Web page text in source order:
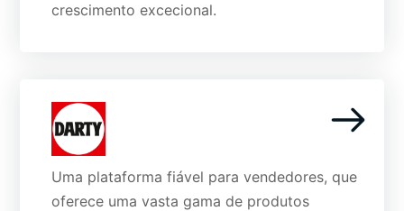
crescimento excecional.
Uma plataforma fiável para vendedores, que
oferece uma vasta gama de produtos